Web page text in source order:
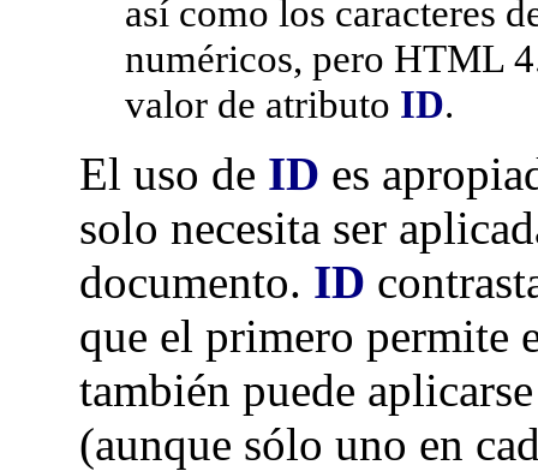
así como los caracteres
numéricos, pero HTML
valor de atributo ID.
El uso de ID es
solo necesita ser
documento. ID
que el primero permite
también puede
(aunque sólo uno en